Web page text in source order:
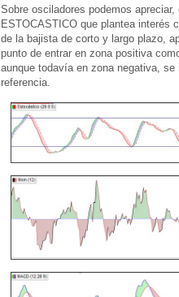
Sobre osciladores podemos
ESTOCASTICO que plantea interés
de la bajista de corto y largo plazo,
punto de entrar en zona positiva
aunque todavía en zona negativa,
referencia.